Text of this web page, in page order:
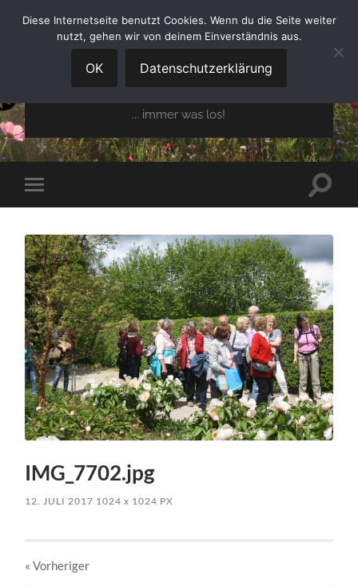
GARTENBAUVEREIN
OBERGLAIM E.V.
... immer was los!
Mobile-
Menü
IMG_7702.jpg
12. JULI 2017 1024x 1024 PX
« Vorheriger
Diese Internetseite benutzt Cookies. Wenn du die Seite weiter
nutzt, gehen wir von deinem Einverständnis aus.
OK Datenschutzerklärung